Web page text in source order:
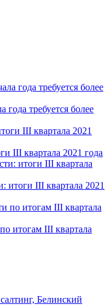
года требуется более
III квартала 2021 года
итоги III квартала 2021
итогам III квартала
Белинский